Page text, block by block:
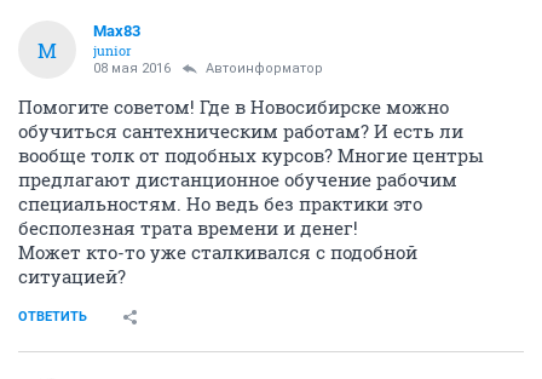
M
Max83
junior
08 мая 2016 Автоинформатор
Помогите советом! Где в Новосибирске можно
обучиться сантехническим работам? И есть ли
вообще толк от подобных курсов? Многие центры
предлагают дистанционное обучение рабочим
специальностям. Но ведь без практики это
бесполезная трата времени и денег!
Может кто-то уже сталкивался с подобной
ситуацией?
ОТВЕТИТЬ